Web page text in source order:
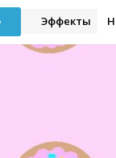
Эффекты